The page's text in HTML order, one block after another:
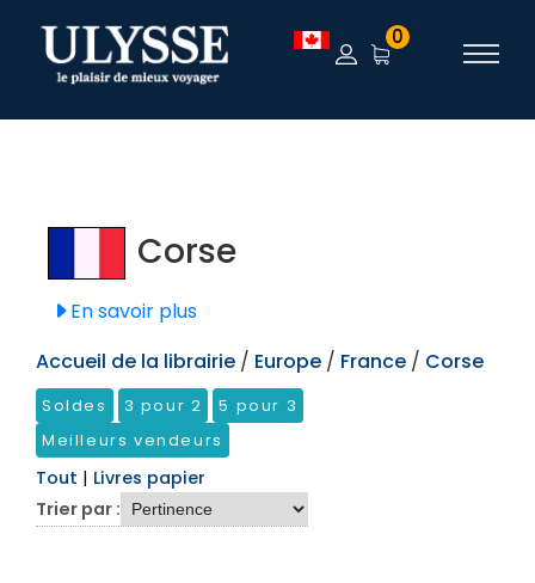
TEST 0
Corse
En savoir plus
Accueil de la librairie / Europe / France / Corse
Soldes 3 pour 2
5 pour 3
Meilleurs vendeurs
Tout | Livres papier
Trier par :